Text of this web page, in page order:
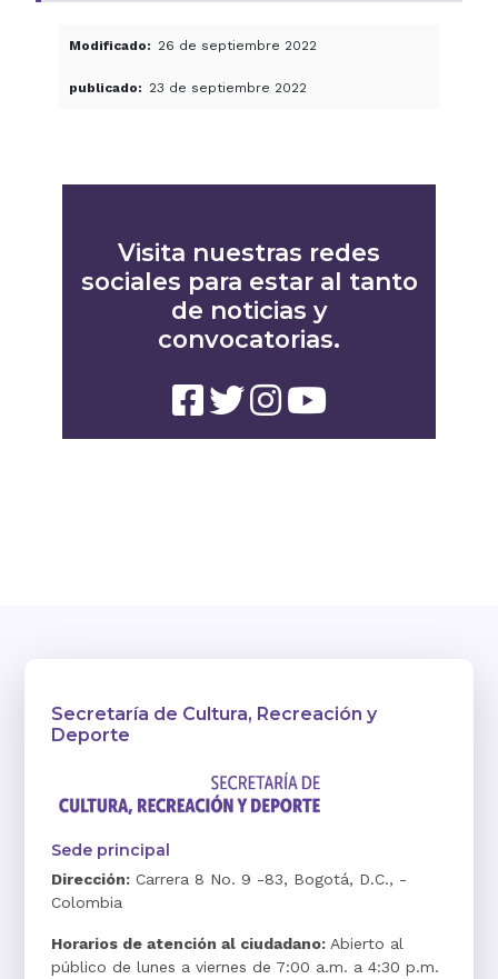
Modificado 26 de septiembre 2022
publicado 23 de septiembre 2022
Visita nuestras redes
sociales para estar al tanto
de noticias y
convocatorias.
Secretaría de Cultura, Recreación y
Deporte
Sede principal
Dirección: Carrera 8 No. 9 -83, Bogotá, D.C., -
Colombia
Horarios de atención al ciudadano: Abierto al
público de lunes a viernes de 7:00 a.m. a 4:30 p.m.